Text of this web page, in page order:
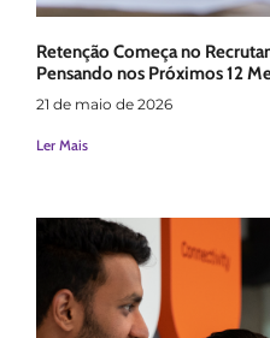
Retenção Começa no
Pensando nos Próximos 12
21 de maio de 2026
Ler Mais